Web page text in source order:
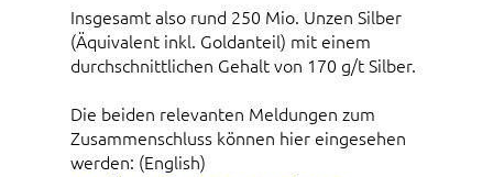
Insgesamt also rund 250 Mio. Unzen Silber
(Äquivalent inkl. Goldanteil) mit einem
durchschnittlichen Gehalt von 170 g/t Silber.
Die beiden relevanten Meldungen zum
Zusammenschluss können hier eingesehen
werden: (English)